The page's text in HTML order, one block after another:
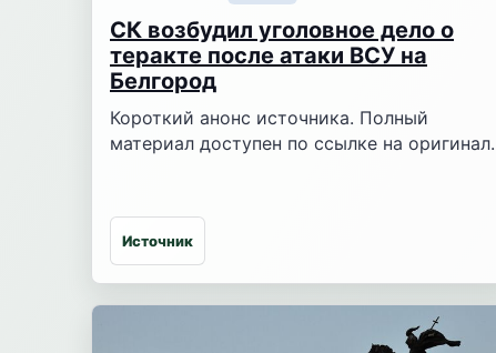
СК возбудил уголовное дело о
теракте после атаки ВСУ на
Белгород
Короткий анонс источника. Полный
материал доступен по ссылке на оригинал.
Источник